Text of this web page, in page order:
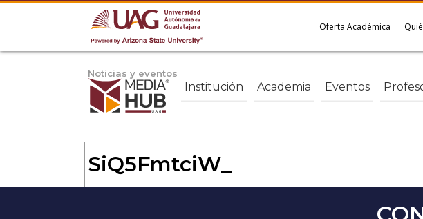
Oferta Académica
Noticias y eventos
Institución Academia Eventos
SiQ5FmtciW_